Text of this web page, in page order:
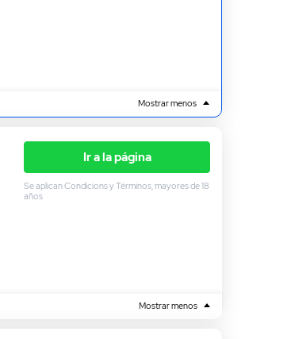
Mostrar menos
Ir a la página
Se aplican Condicions y Términos, mayores de 18
años
Mostrar menos